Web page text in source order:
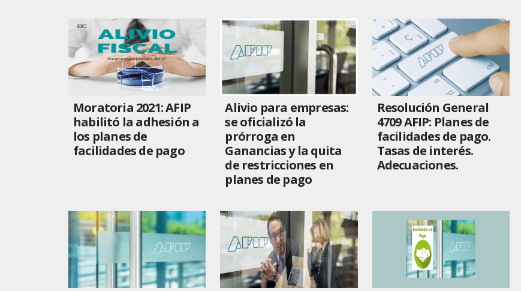
Moratoria 2021: AFIP
habilitó la adhesión a
los planes de
facilidades de pago
Alivio para empresas:
se oficializó la
prórroga en
Ganancias y la quita
de restricciones en
planes de pago
Resolución General
4709 AFIP: Planes de
facilidades de pago.
Tasas de interés.
Adecuaciones.